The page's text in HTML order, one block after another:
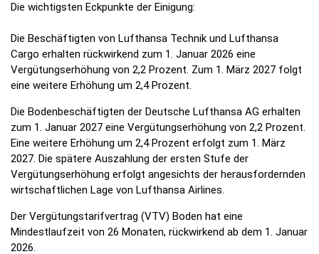
Die wichtigsten Eckpunkte der Einigung:
Die Beschäftigten von Lufthansa Technik und Lufthansa
Cargo erhalten rückwirkend zum 1. Januar 2026 eine
Vergütungserhöhung von 2,2 Prozent. Zum 1. März 2027 folgt
eine weitere Erhöhung um 2,4 Prozent.
Die Bodenbeschäftigten der Deutsche Lufthansa AG erhalten
zum 1. Januar 2027 eine Vergütungserhöhung von 2,2 Prozent.
Eine weitere Erhöhung um 2,4 Prozent erfolgt zum 1. März
2027. Die spätere Auszahlung der ersten Stufe der
Vergütungserhöhung erfolgt angesichts der herausfordernden
wirtschaftlichen Lage von Lufthansa Airlines.
Der Vergütungstarifvertrag (VTV) Boden hat eine
Mindestlaufzeit von 26 Monaten, rückwirkend ab dem 1. Januar
2026.